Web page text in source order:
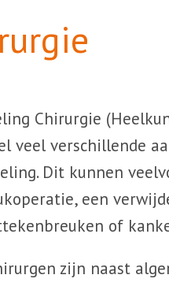
Chirurgie
veel verschillende
Dit kunnen
een
of
zijn naast